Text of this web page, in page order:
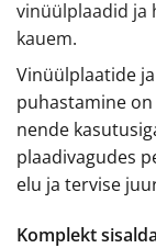
vinüülplaadid ja
kauem.
Vinüülplaatide
puhastamine
nende
plaadivagudes
elu ja tervise
Komplekt